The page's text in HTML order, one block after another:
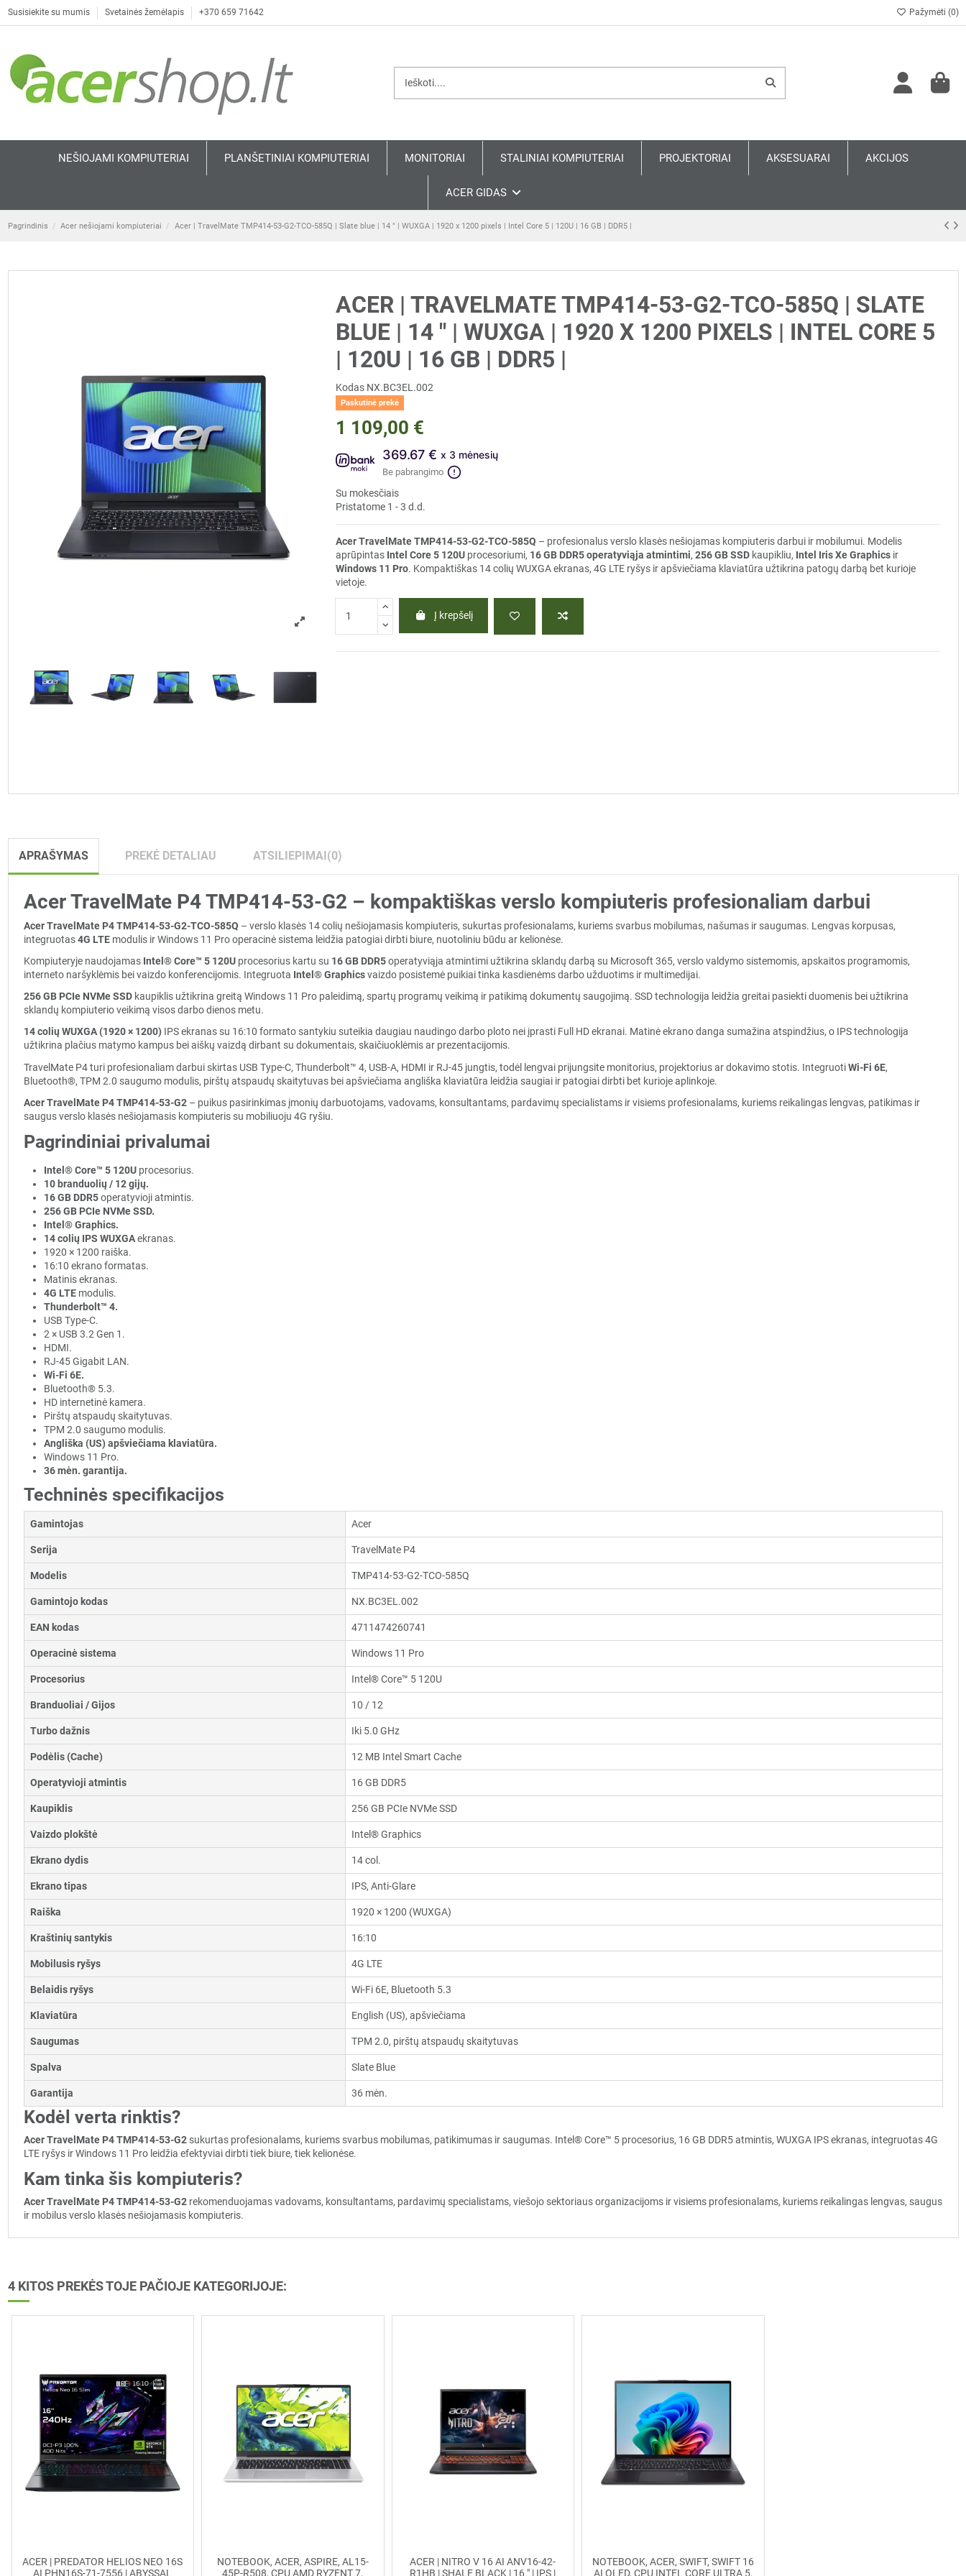
Susisiekite su mumis Svetainės žemėlapis +370 659 71642 Pažymėti (0)
NEŠIOJAMI KOMPIUTERIAI PLANŠETINIAI KOMPIUTERIAI MONITORIAI STALINIAI KOMPIUTERIAI PROJEKTORIAI AKSESUARAI AKCIJOS
ACER GIDAS
Pagrindinis Acer nešiojami kompiuteriai Acer | TravelMate TMP414-53-G2-TCO-585Q | Slate blue | 14 " | WUXGA | 1920 x 1200 pixels | Intel Core 5 | 120U | 16 GB | DDR5 |
ACER | TRAVELMATE TMP414-53-G2-TCO-585Q | SLATE
BLUE | 14 " | WUXGA | 1920 X 1200 PIXELS | INTEL CORE 5
| 120U | 16 GB | DDR5 |
Kodas NX.BC3EL.002
Paskutinė prekė
1 109,00 €
369.67 € x 3 mėnesių
Be pabrangimo
Su mokesčiais
Pristatome 1 - 3 d.d.
Acer TravelMate TMP414-53-G2-TCO-585Q – profesionalus verslo klasės nešiojamas kompiuteris darbui ir mobilumui. Modelis
aprūpintas Intel Core 5 120U procesoriumi, 16 GB DDR5 operatyviąja atmintimi, 256 GB SSD kaupikliu, Intel Iris Xe Graphics ir
Windows 11 Pro. Kompaktiškas 14 colių WUXGA ekranas, 4G LTE ryšys ir apšviečiama klaviatūra užtikrina patogų darbą bet kurioje
vietoje.
Į krepšelį
APRAŠYMAS PREKĖ DETALIAU ATSILIEPIMAI(0)
Acer TravelMate P4 TMP414-53-G2 – kompaktiškas verslo kompiuteris profesionaliam darbui
Acer TravelMate P4 TMP414-53-G2-TCO-585Q – verslo klasės 14 colių nešiojamasis kompiuteris, sukurtas profesionalams, kuriems svarbus mobilumas, našumas ir saugumas. Lengvas korpusas,
integruotas4G LTEmodulis ir Windows 11 Pro operacinė sistema leidžia patogiai dirbti biure, nuotoliniu būdu ar kelionėse.
Kompiuteryje naudojamas Intel® Core™ 5 120Uprocesorius kartu su 16 GB DDR5operatyviąja atmintimi užtikrina sklandų darbą su Microsoft 365, verslo valdymo sistemomis, apskaitos programomis,
interneto naršyklėmis bei vaizdo konferencijomis. Integruota Intel® Graphicsvaizdo posistemė puikiai tinka kasdienėms darbo užduotims ir multimedijai.
256 GB PCIe NVMe SSDkaupiklis užtikrina greitą Windows 11 Pro paleidimą, spartų programų veikimą ir patikimą dokumentų saugojimą. SSD technologija leidžia greitai pasiekti duomenis bei užtikrina
sklandų kompiuterio veikimą visos darbo dienos metu.
14 colių WUXGA (1920 × 1200) IPS ekranas su 16:10 formato santykiu suteikia daugiau naudingo darbo ploto nei įprasti Full HD ekranai. Matinė ekrano danga sumažina atspindžius, o IPS technologija
užtikrina plačius matymo kampus bei aiškų vaizdą dirbant su dokumentais, skaičiuoklėmis ar prezentacijomis.
TravelMate P4 turi profesionaliam darbui skirtas USB Type-C, Thunderbolt™ 4, USB-A, HDMI ir RJ-45 jungtis, todėl lengvai prijungsite monitorius, projektorius ar dokavimo stotis. IntegruotiWi-Fi 6E,
Bluetooth®, TPM 2.0 saugumo modulis, pirštų atspaudų skaitytuvas bei apšviečiama angliška klaviatūra leidžia saugiai ir patogiai dirbti bet kurioje aplinkoje.
Acer TravelMate P4 TMP414-53-G2– puikus pasirinkimas įmonių darbuotojams, vadovams, konsultantams, pardavimų specialistams ir visiems profesionalams, kuriems reikalingas lengvas, patikimas ir
saugus verslo klasės nešiojamasis kompiuteris su mobiliuoju 4G ryšiu.
Pagrindiniai privalumai
Intel® Core™ 5 120Uprocesorius.
10 branduolių / 12 gijų.
16 GB DDR5operatyvioji atmintis.
256 GB PCIe NVMe SSD.
Intel® Graphics.
14 colių IPS WUXGAekranas.
1920 × 1200 raiška.
16:10 ekrano formatas.
Matinis ekranas.
4G LTEmodulis.
Thunderbolt™ 4.
USB Type-C.
2 × USB 3.2 Gen 1.
HDMI.
RJ-45 Gigabit LAN.
Wi-Fi 6E.
Bluetooth® 5.3.
HD internetinė kamera.
Pirštų atspaudų skaitytuvas.
TPM 2.0 saugumo modulis.
Angliška (US) apšviečiama klaviatūra.
Windows 11 Pro.
36 mėn. garantija.
Techninės specifikacijos
Gamintojas Acer
Serija TravelMate P4
Modelis TMP414-53-G2-TCO-585Q
Gamintojo kodas NX.BC3EL.002
EAN kodas 4711474260741
Operacinė sistema Windows 11 Pro
Procesorius Intel® Core™ 5 120U
Branduoliai / Gijos 10 / 12
Turbo dažnis Iki 5.0 GHz
Podėlis (Cache) 12 MB Intel Smart Cache
Operatyvioji atmintis 16 GB DDR5
Kaupiklis 256 GB PCIe NVMe SSD
Vaizdo plokštė Intel® Graphics
Ekrano dydis 14 col.
Ekrano tipas IPS, Anti-Glare
Raiška 1920 × 1200 (WUXGA)
Kraštinių santykis 16:10
Mobilusis ryšys 4G LTE
Belaidis ryšys Wi-Fi 6E, Bluetooth 5.3
Klaviatūra English (US), apšviečiama
Saugumas TPM 2.0, pirštų atspaudų skaitytuvas
Spalva Slate Blue
Garantija 36 mėn.
Kodėl verta rinktis?
Acer TravelMate P4 TMP414-53-G2sukurtas profesionalams, kuriems svarbus mobilumas, patikimumas ir saugumas. Intel® Core™ 5 procesorius, 16 GB DDR5 atmintis, WUXGA IPS ekranas, integruotas 4G
LTE ryšys ir Windows 11 Pro leidžia efektyviai dirbti tiek biure, tiek kelionėse.
Kam tinka šis kompiuteris?
Acer TravelMate P4 TMP414-53-G2rekomenduojamas vadovams, konsultantams, pardavimų specialistams, viešojo sektoriaus organizacijoms ir visiems profesionalams, kuriems reikalingas lengvas, saugus
ir mobilus verslo klasės nešiojamasis kompiuteris.
4 KITOS PREKĖS TOJE PAČIOJE KATEGORIJOJE:
ACER | PREDATOR HELIOS NEO 16S
AI PHN16S-71-7556 | ABYSSAL
NOTEBOOK, ACER, ASPIRE, AL15-
45P-R508, CPU AMD RYZENT 7,
ACER | NITRO V 16 AI ANV16-42-
R1HB | SHALE BLACK | 16 " | IPS |
NOTEBOOK, ACER, SWIFT, SWIFT 16
AI OLED, CPU INTEL CORE ULTRA 5,